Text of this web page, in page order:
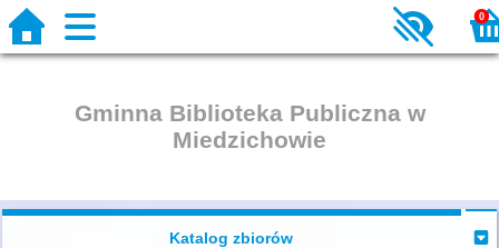
0
Gminna Biblioteka Publiczna w
Miedzichowie
Katalog zbiorów